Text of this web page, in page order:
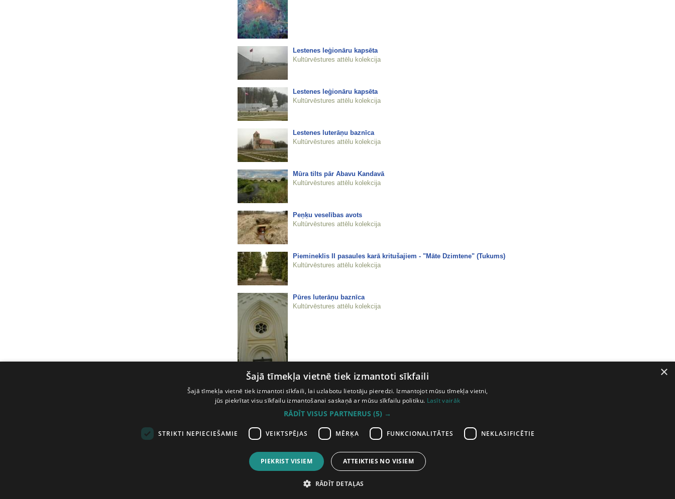
Lestenes leģionāru kapsēta
Kultūrvēstures attēlu kolekcija
Lestenes leģionāru kapsēta
Kultūrvēstures attēlu kolekcija
Lestenes luterāņu baznīca
Kultūrvēstures attēlu kolekcija
Mūra tilts pār Abavu Kandavā
Kultūrvēstures attēlu kolekcija
Peņķu veselības avots
Kultūrvēstures attēlu kolekcija
Piemineklis II pasaules karā kritušajiem - "Māte Dzimtene" (Tukums)
Kultūrvēstures attēlu kolekcija
Pūres luterāņu baznīca
Kultūrvēstures attēlu kolekcija
Pūres luterāņu baznīca
Kultūrvēstures attēlu kolekcija
iepriekšējā lapa 1 2 3
×
Šajā tīmekļa vietnē tiek izmantoti sīkfaili
Šajā tīmekļa vietnē tiek izmantoti sīkfaili, lai uzlabotu lietotāju pieredzi. Izmantojot mūsu tīmekļa vietni,
jūs piekrītat visu sīkfailu izmantošanai saskaņā ar mūsu sīkfailu politiku. Lasīt vairāk
RĀDĪT VISUS PARTNERUS (5) →
STRIKTI NEPIECIEŠAMIE VEIKTSPĒJAS MĒRĶA FUNKCIONALITĀTES NEKLASIFICĒTIE
PIEKRIST VISIEM ATTEIKTIES NO VISIEM
RĀDĪT DETAĻAS